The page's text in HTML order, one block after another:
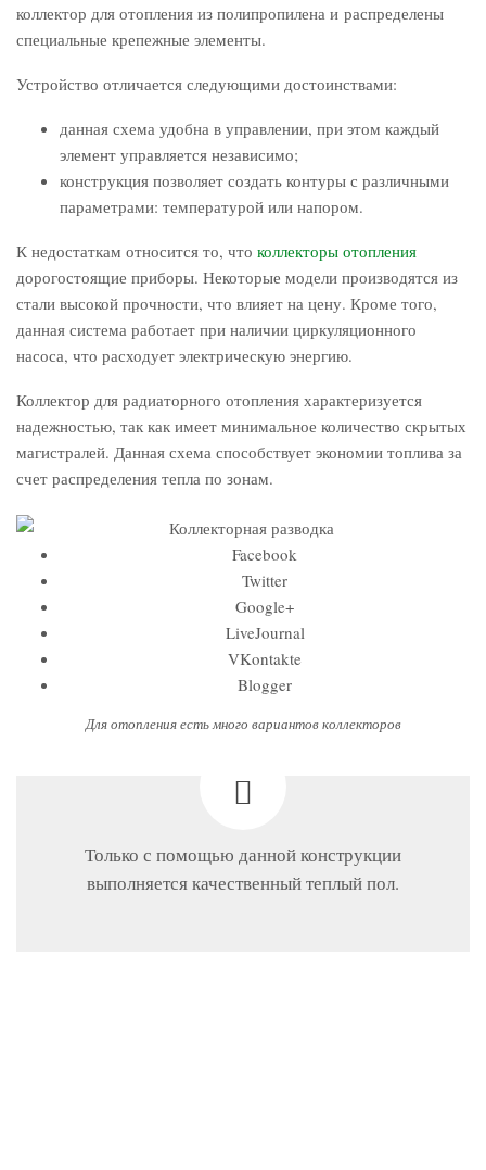
коллектор для отопления из полипропилена и распределены
специальные крепежные элементы.
Устройство отличается следующими достоинствами:
данная схема удобна в управлении, при этом каждый
элемент управляется независимо;
конструкция позволяет создать контуры с различными
параметрами: температурой или напором.
К недостаткам относится то, что коллекторы отопления
дорогостоящие приборы. Некоторые модели производятся из
стали высокой прочности, что влияет на цену. Кроме того,
данная система работает при наличии циркуляционного
насоса, что расходует электрическую энергию.
Коллектор для радиаторного отопления характеризуется
надежностью, так как имеет минимальное количество скрытых
магистралей. Данная схема способствует экономии топлива за
счет распределения тепла по зонам.
Facebook
Twitter
Google+
LiveJournal
VKontakte
Blogger
Для отопления есть много вариантов коллекторов
Только с помощью данной конструкции
выполняется качественный теплый пол.